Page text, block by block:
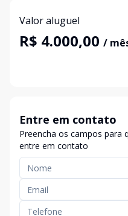
Valor aluguel
R$ 4.000,00 /
Entre em contato
Preencha os campos para
entre em contato